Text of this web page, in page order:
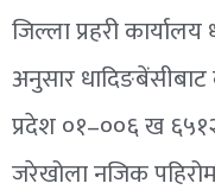
जिल्ला प्रहरी
अनुसार
प्रदेश ०१–००६ ख
जरेखोला नजिक